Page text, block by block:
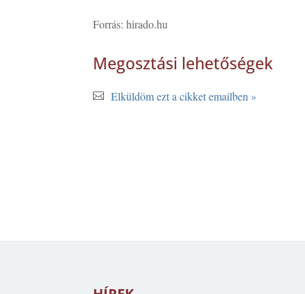
Forrás: hirado.hu
Megosztási lehetőségek
Elküldöm ezt a cikket emailben »